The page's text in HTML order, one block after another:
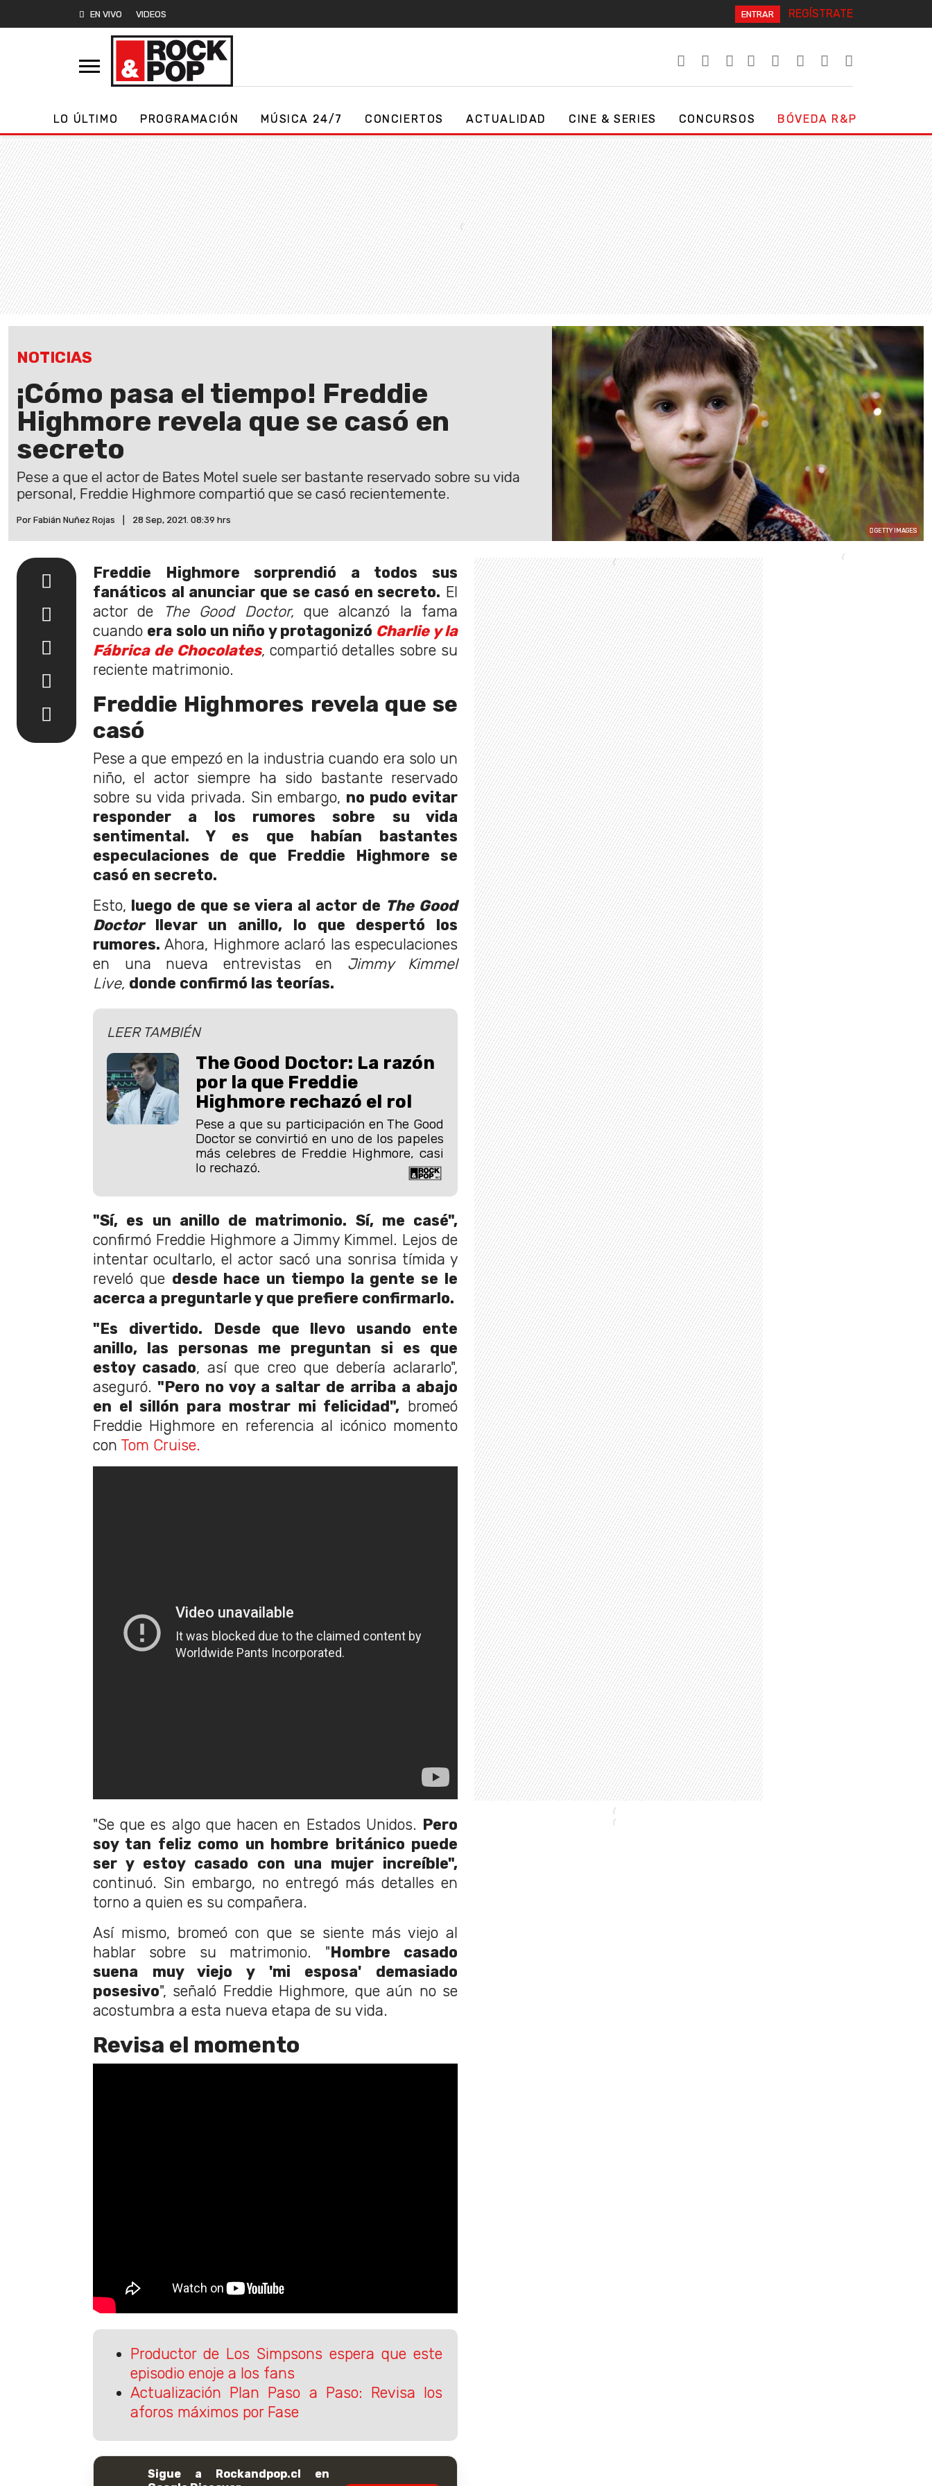
EN VIVO VIDEOS ENTRAR REGÍSTRATE
LO ÚLTIMO PROGRAMACIÓN MÚSICA 24/7 CONCIERTOS ACTUALIDAD CINE & SERIES CONCURSOS BÓVEDA R&P
NOTICIAS
¡Cómo pasa el tiempo! Freddie
Highmore revela que se casó en
secreto
Pese a que el actor de Bates Motel suele ser bastante reservado sobre su vida
personal, Freddie Highmore compartió que se casó recientemente.
Por Fabián Nuñez Rojas 28 Sep, 2021. 08:39 hrs
GETTY IMAGES
Freddie Highmore sorprendió a todos sus
fanáticos al anunciar que se casó en secreto. El
actor de
The Good Doctor, que alcanzó la fama
cuando era solo un niño y protagonizó Charlie y la
Fábrica de Chocolates, compartió detalles sobre su
reciente matrimonio.
Freddie Highmores revela que se
casó
Pese a que empezó en la industria cuando era solo un
niño, el actor siempre ha sido bastante reservado
sobre su vida privada. Sin embargo, no pudo evitar
responder a los rumores sobre su vida
sentimental. Y es que habían bastantes
especulaciones de que Freddie Highmore se
casó en secreto.
Esto, luego de que se viera al actor de The Good
Doctor llevar un anillo, lo que despertó los
rumores. Ahora, Highmore aclaró las especulaciones
en una nueva entrevistas en Jimmy Kimmel
Live, donde confirmó las teorías.
LEER TAMBIÉN
The Good Doctor: La razón
por la que Freddie
Highmore rechazó el rol
Pese a que su participación en The Good
Doctor se convirtió en uno de los papeles
más celebres de Freddie Highmore, casi
lo rechazó.
"Sí, es un anillo de matrimonio. Sí, me casé",
confirmó Freddie Highmore a Jimmy Kimmel. Lejos de
intentar ocultarlo, el actor sacó una sonrisa tímida y
reveló que desde hace un tiempo la gente se le
acerca a preguntarle y que prefiere confirmarlo.
"Es divertido. Desde que llevo usando ente
anillo, las personas me preguntan si es que
estoy casado, así que creo que debería aclararlo",
aseguró. "Pero no voy a saltar de arriba a abajo
en el sillón para mostrar mi felicidad", bromeó
Freddie Highmore en referencia al icónico momento
con Tom Cruise.
"Se que es algo que hacen en Estados Unidos. Pero
soy tan feliz como un hombre británico puede
ser y estoy casado con una mujer increíble",
continuó. Sin embargo, no entregó más detalles en
torno a quien es su compañera.
Así mismo, bromeó con que se siente más viejo al
hablar sobre su matrimonio. "Hombre casado
suena muy viejo y 'mi esposa' demasiado
posesivo", señaló Freddie Highmore, que aún no se
acostumbra a esta nueva etapa de su vida.
Revisa el momento
Productor de Los Simpsons espera que este
episodio enoje a los fans
Actualización Plan Paso a Paso: Revisa los
aforos máximos por Fase
Sigue a Rockandpop.cl en